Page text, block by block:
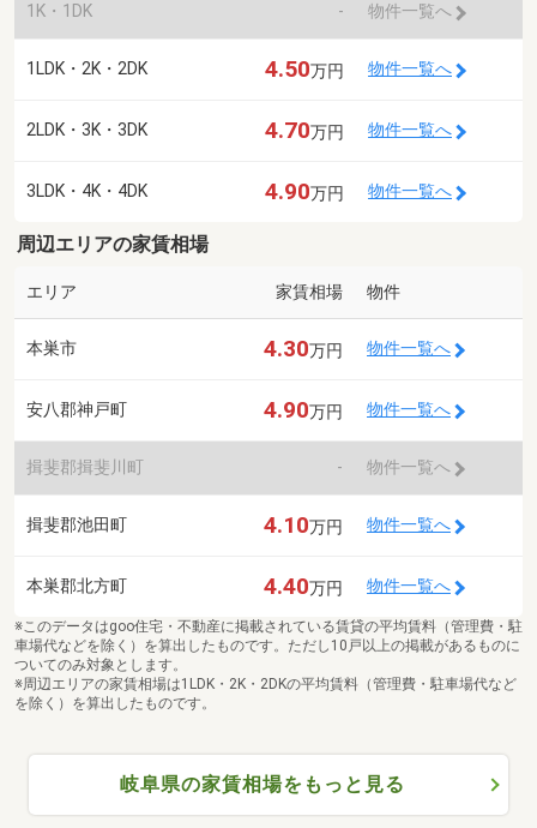
1K・1DK - 物件一覧へ
1LDK・2K・2DK 4.50万円 物件一覧へ
2LDK・3K・3DK 4.70万円 物件一覧へ
3LDK・4K・4DK 4.90万円 物件一覧へ
周辺エリアの家賃相場
エリア 家賃相場 物件
本巣市 4.30万円 物件一覧へ
安八郡神戸町 4.90万円 物件一覧へ
揖斐郡揖斐川町 - 物件一覧へ
揖斐郡池田町 4.10万円 物件一覧へ
本巣郡北方町 4.40万円 物件一覧へ
※このデータはgoo住宅・不動産に掲載されている賃貸の平均賃料（管理費・駐
車場代などを除く）を算出したものです。ただし10戸以上の掲載があるものに
ついてのみ対象とします。
※周辺エリアの家賃相場は1LDK・2K・2DKの平均賃料（管理費・駐車場代など
を除く）を算出したものです。
岐阜県の家賃相場をもっと見る